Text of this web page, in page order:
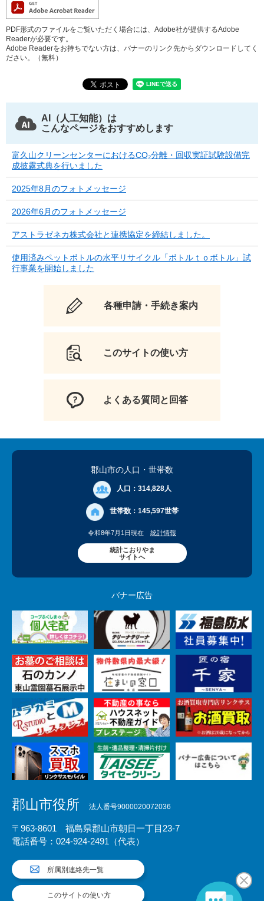
PDF形式のファイルをご覧いただく場合には、Adobe社が提供するAdobe
Readerが必要です。
Adobe Readerをお持ちでない方は、バナーのリンク先からダウンロードしてく
ださい。（無料）
AI（人工知能）は
こんなページをおすすめします
富久山クリーンセンターにおけるCO₂分離・回収実証試験設備完
成披露式典を行いました
2025年8月のフォトメッセージ
2026年6月のフォトメッセージ
アストラゼネカ株式会社と連携協定を締結しました。
使用済みペットボトルの水平リサイクル「ボトルｔｏボトル」試
行事業を開始しました
各種申請・手続き案内
このサイトの使い方
よくある質問と回答
郡山市の人口 ・世帯数
人口： 314,828人
世帯数： 145,597世帯
令和8年7月1日現在 統計情報
統計こおりやま
サイトへ
バナー広告
郡山市役所 法人番号9000020072036
〒963-8601 福島県郡山市朝日一丁目23-7
電話番号：024-924-2491（代表）
所属別連絡先一覧
このサイトの使い方